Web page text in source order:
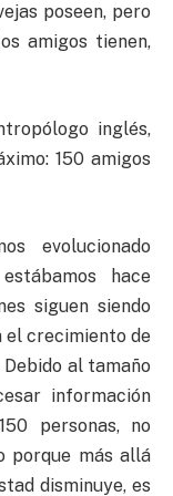
poseen, pero
amigos tienen,
inglés,
150 amigos
evolucionado
hace
siguen siendo
el crecimiento de
al tamaño
información
personas, no
porque más allá
disminuye, es